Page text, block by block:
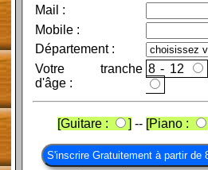
Mail :
Mobile:
Département :
Votre tranche
d'âge :
8 - 12
[Guitare : ] -- [Piano :